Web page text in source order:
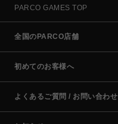
PARCO GAMES TOP
全国のPARCO店舗
初めてのお客様へ
よくあるご質問 / お問い合わせ